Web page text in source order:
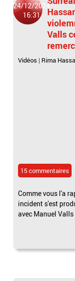
24/12/2024
16:31
Valls
Vidéos | Rima
15 commentaires
Comme vous l'a
incident s'est
avec Manuel